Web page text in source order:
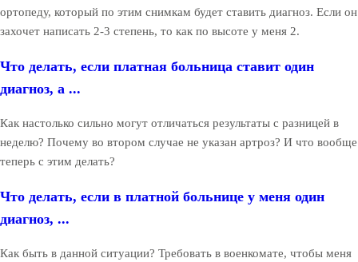
ортопеду, который по этим снимкам будет ставить диагноз. Если он
захочет написать 2-3 степень, то как по высоте у меня 2.
Что делать, если платная больница ставит один
диагноз, а ...
Как настолько сильно могут отличаться результаты с разницей в
неделю? Почему во втором случае не указан артроз? И что вообще
теперь с этим делать?
Что делать, если в платной больнице у меня один
диагноз, ...
Как быть в данной ситуации? Требовать в военкомате, чтобы меня